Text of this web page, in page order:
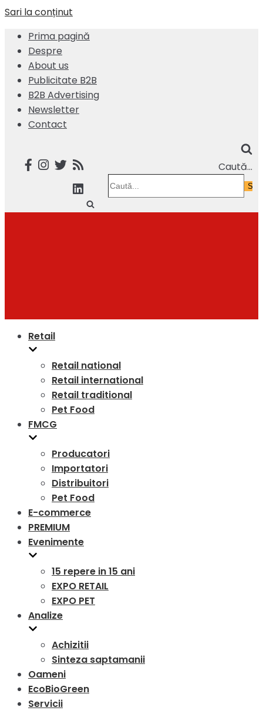
Sari la conținut
Prima pagină
Despre
About us
Publicitate B2B
B2B Advertising
Newsletter
Contact
Caută...
Retail
Retail national
Retail international
Retail traditional
Pet Food
FMCG
Producatori
Importatori
Distribuitori
Pet Food
E-commerce
PREMIUM
Evenimente
15 repere in 15 ani
EXPO RETAIL
EXPO PET
Analize
Achizitii
Sinteza saptamanii
Oameni
EcoBioGreen
Servicii